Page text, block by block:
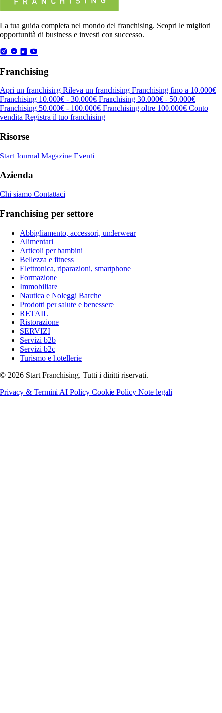
La tua guida completa nel mondo del franchising. Scopri le migliori
opportunità di business e investi con successo.
Franchising
Apri un franchising Rileva un franchising Franchising fino a 10.000€
Franchising 10.000€ - 30.000€ Franchising 30.000€ - 50.000€
Franchising 50.000€ - 100.000€ Franchising oltre 100.000€ Conto
vendita Registra il tuo franchising
Risorse
Start Journal Magazine Eventi
Azienda
Chi siamo Contattaci
Franchising per settore
Abbigliamento, accessori, underwear
Alimentari
Articoli per bambini
Bellezza e fitness
Elettronica, riparazioni, smartphone
Formazione
Immobiliare
Nautica e Noleggi Barche
Prodotti per salute e benessere
RETAIL
Ristorazione
SERVIZI
Servizi b2b
Servizi b2c
Turismo e hotellerie
© 2026 Start Franchising. Tutti i diritti riservati.
Privacy & Termini AI Policy Cookie Policy Note legali